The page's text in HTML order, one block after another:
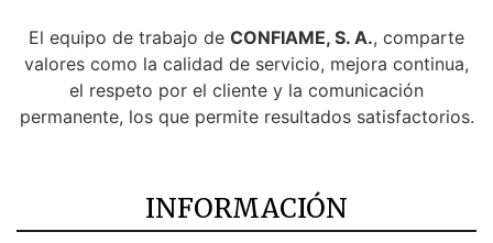
El equipo de trabajo de CONFIAME, S. A., comparte
valores como la calidad de servicio, mejora continua,
el respeto por el cliente y la comunicación
permanente, los que permite resultados satisfactorios.
INFORMACIÓN